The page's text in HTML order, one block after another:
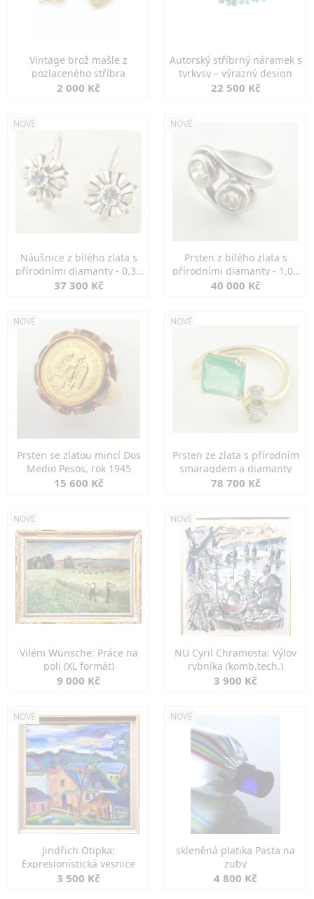
Vintage brož mašle z
pozlaceného stříbra
2 000 Kč
Autorský stříbrný náramek s
tyrkysy – výrazný design
22 500 Kč
NOVÉ
Náušnice z bílého zlata s
přírodními diamanty - 0,30
ct
37 300 Kč
NOVÉ
Prsten z bílého zlata s
přírodními diamanty - 1,00
ct
40 000 Kč
NOVÉ
Prsten se zlatou mincí Dos
Medio Pesos, rok 1945
15 600 Kč
NOVÉ
Prsten ze zlata s přírodním
smaragdem a diamanty
78 700 Kč
NOVÉ
Vilém Wünsche: Práce na
poli (XL formát)
9 000 Kč
NOVÉ
NU Cyril Chramosta: Výlov
rybníka (komb.tech.)
3 900 Kč
NOVÉ
Jindřich Otipka:
Expresionistická vesnice
3 500 Kč
NOVÉ
skleněná platika Pasta na
zuby
4 800 Kč